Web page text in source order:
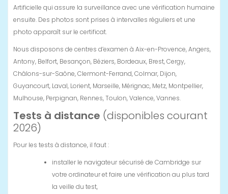
Artificielle qui assure la surveillance avec une vérification humaine
ensuite. Des photos sont prises à intervalles réguliers et une
photo apparaît sur le certificat.
Nous disposons de centres d’examen à Aix-en-Provence, Angers,
Antony, Belfort, Besançon, Béziers, Bordeaux, Brest, Cergy,
Châlons-sur-Saône, Clermont-Ferrand, Colmar, Dijon,
Guyancourt, Laval, Lorient, Marseille, Mérignac, Metz, Montpellier,
Mulhouse, Perpignan, Rennes, Toulon, Valence, Vannes.
Tests à distance (disponibles courant
2026)
Pour les tests à distance, il faut :
installer le navigateur sécurisé de Cambridge sur
votre ordinateur et faire une vérification au plus tard
la veille du test,